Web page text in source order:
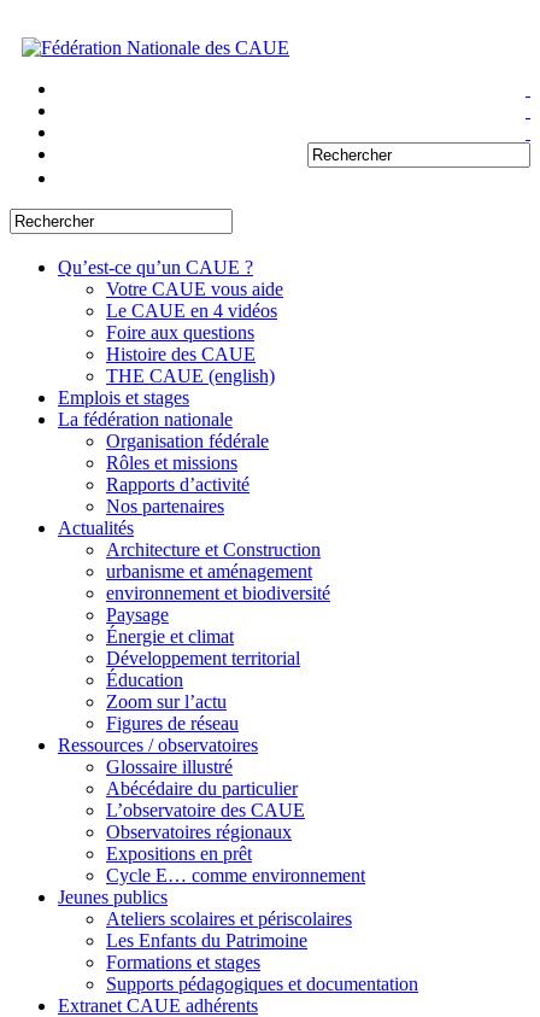
Qu’est-ce qu’un CAUE ?
Votre CAUE vous aide
Le CAUE en 4 vidéos
Foire aux questions
Histoire des CAUE
THE CAUE (english)
Emplois et stages
La fédération nationale
Organisation fédérale
Rôles et missions
Rapports d’activité
Nos partenaires
Actualités
Architecture et Construction
urbanisme et aménagement
environnement et biodiversité
Paysage
Énergie et climat
Développement territorial
Éducation
Zoom sur l’actu
Figures de réseau
Ressources / observatoires
Glossaire illustré
Abécédaire du particulier
L’observatoire des CAUE
Observatoires régionaux
Expositions en prêt
Cycle E… comme environnement
Jeunes publics
Ateliers scolaires et périscolaires
Les Enfants du Patrimoine
Formations et stages
Supports pédagogiques et documentation
Extranet CAUE adhérents